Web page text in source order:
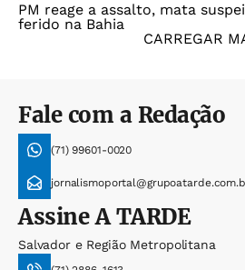
PM reage a assalto, mata
ferido na Bahia
CARREGAR
Fale com a Redação
(71) 99601-0020
AssineA TARDE
Salvador e Região Metropolitana